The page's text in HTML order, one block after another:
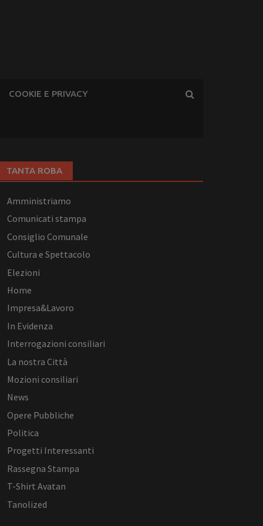
COOKIE E PRIVACY
TANTA ROBA
Amministriamo
Comunicati stampa
Consiglio Comunale
Cultura e Spettacolo
Elezioni
Home
Impresa&Lavoro
In Evidenza
Interrogazioni consiliari
La nostra Città
Mozioni consiliari
News
Opere Pubbliche
Politica
Progetti Interessanti
Rassegna Stampa
T-Shirt Avatan
Tanolized